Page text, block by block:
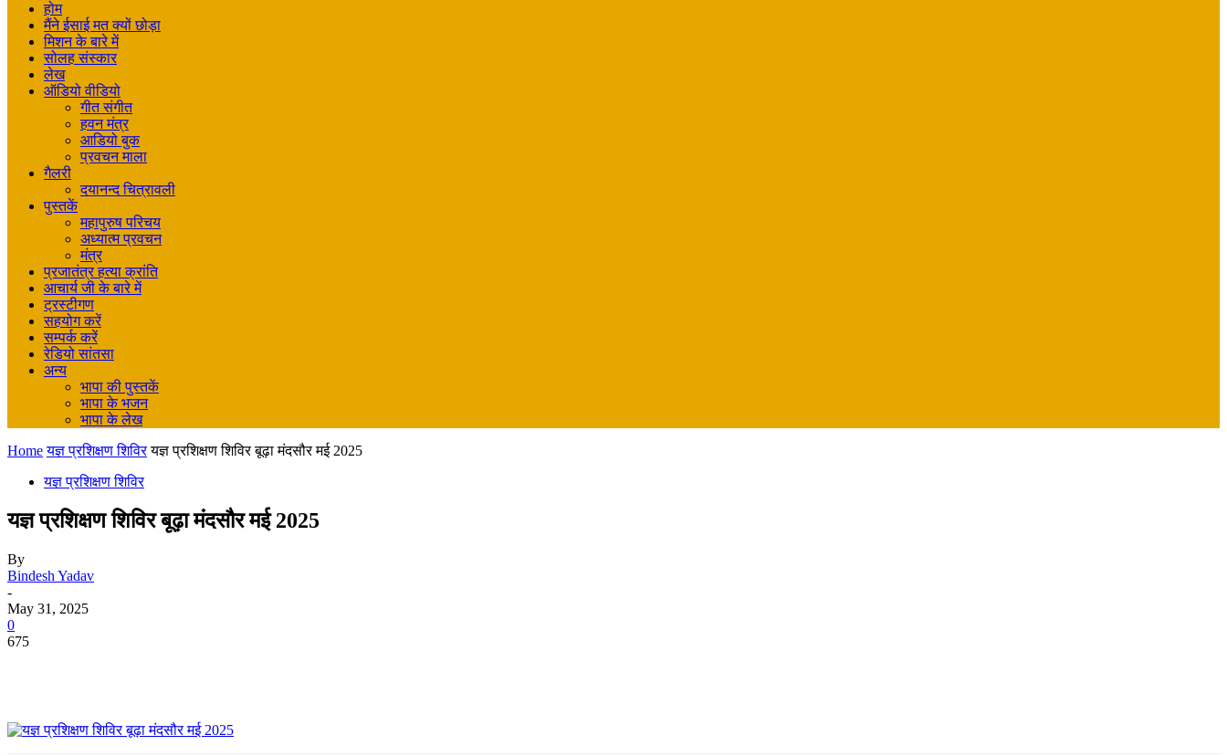
होम
मैंने ईसाई मत क्यों छोड़ा
मिशन के बारे में
सोलह संस्कार
लेख
ऑडियो वीडियो
गीत संगीत
हवन मंत्र
आडियो बुक
प्रवचन माला
गैलरी
दयानन्द चित्रावली
पुस्तकें
महापुरुष परिचय
अध्यात्म प्रवचन
मंत्र
प्रजातंत्र हत्या क्रांति
आचार्य जी के बारे में
ट्रस्टीगण
सहयोग करें
सम्पर्क करें
रेडियो सांतसा
अन्य
भापा की पुस्तकें
भापा के भजन
भापा के लेख
Home यज्ञ प्रशिक्षण शिविर यज्ञ प्रशिक्षण शिविर बूढ़ा मंदसौर मई 2025
यज्ञ प्रशिक्षण शिविर
यज्ञ प्रशिक्षण शिविर बूढ़ा मंदसौर मई 2025
By
Bindesh Yadav
-
May 31, 2025
0
675